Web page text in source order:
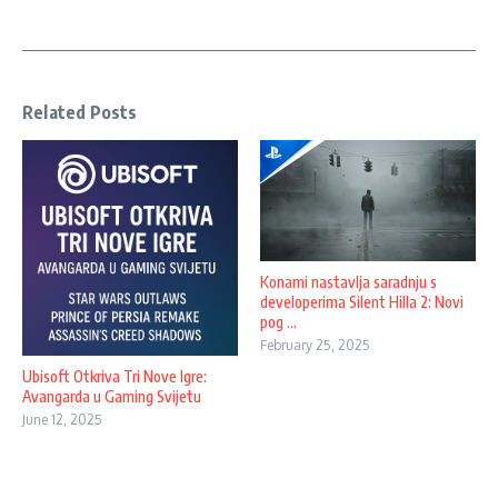
Related Posts
Ubisoft Otkriva Tri Nove Igre:
Avangarda u Gaming Svijetu
June 12, 2025
Konami nastavlja saradnju s
developerima Silent Hilla 2: Novi
pog ...
February 25, 2025